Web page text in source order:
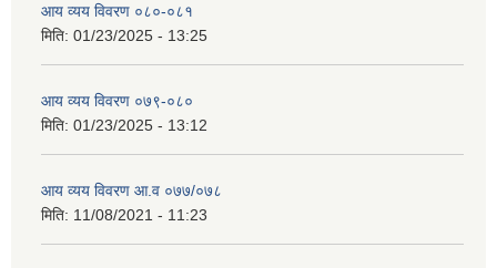
आय व्यय विवरण ०८०-०८१
मिति: 01/23/2025 - 13:25
आय व्यय विवरण ०७९-०८०
मिति: 01/23/2025 - 13:12
आय व्यय विवरण आ.व ०७७/०७८
मिति: 11/08/2021 - 11:23